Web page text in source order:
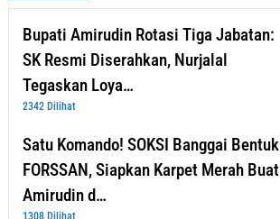
Bupati Amirudin Rotasi Tiga Jabatan:
SK Resmi Diserahkan, Nurjalal
Tegaskan Loya…
2342 Dilihat
Satu Komando! SOKSI Banggai Bentuk
FORSSAN, Siapkan Karpet Merah Buat
Amirudin d…